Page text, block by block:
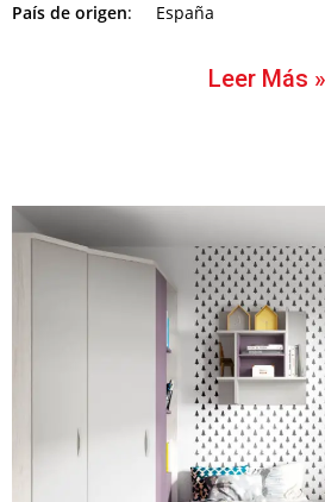
País de origen: España
Leer Más »